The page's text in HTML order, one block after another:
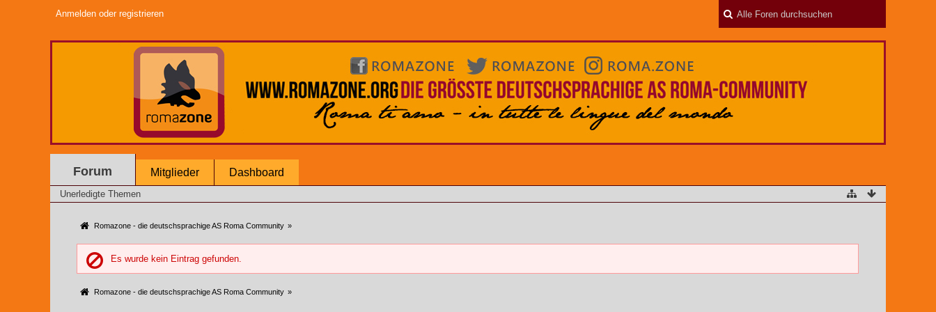
Anmelden oder registrieren
Forum Mitglieder Dashboard
Unerledigte Themen
Romazone - die deutschsprachige AS Roma Community »
Es wurde kein Eintrag gefunden.
Romazone - die deutschsprachige AS Roma Community »